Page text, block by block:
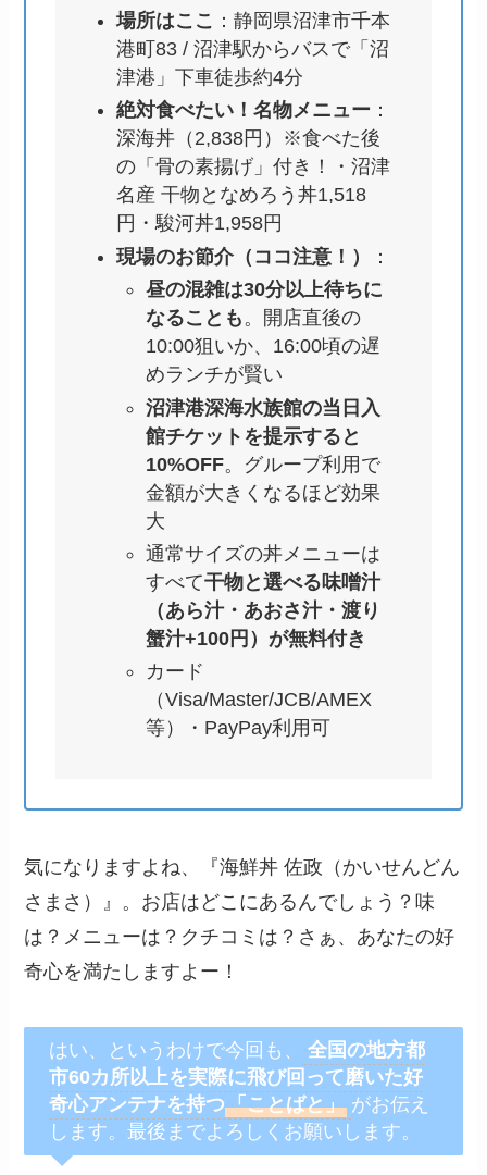
場所はここ ：静岡県沼津市千本
港町83 / 沼津駅からバスで「沼
津港」下車徒歩約4分
絶対食べたい！名物メニュー ：
深海丼（2,838円）※食べた後
の「骨の素揚げ」付き！・沼津
名産 干物となめろう丼1,518
円・駿河丼1,958円
現場のお節介（ココ注意！）
：
昼の混雑は30分以上待ちに
なることも。開店直後の
10:00狙いか、16:00頃の遅
めランチが賢い
沼津港深海水族館の当日入
館チケットを提示すると
10%OFF。グループ利用で
金額が大きくなるほど効果
大
通常サイズの丼メニューは
すべて干物と選べる味噌汁
（あら汁・あおさ汁・渡り
蟹汁+100円）が無料付き
カード
（Visa/Master/JCB/AMEX
等）・PayPay利用可
気になりますよね、『海鮮丼 佐政（かいせんどん
さまさ）』。お店はどこにあるんでしょう？味
は？メニューは？クチコミは？さぁ、あなたの好
奇心を満たしますよー！
はい、というわけで今回も、
全国の地方都
市60カ所以上を実際に飛び回って磨いた好
奇心アンテナを持つ「ことばと」 がお伝え
します。最後までよろしくお願いします。